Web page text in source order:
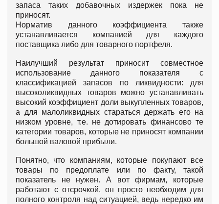
запаса таких добавочных издержек пока не
приносят.
Норматив данного коэффициента также
устанавливается компанией для каждого
поставщика либо для товарного портфеля.
Наилучший результат приносит совместное
использование данного показателя с
классификацией запасов по ликвидности: для
высоколиквидных товаров можно устанавливать
высокий коэффициент доли выкупленных товаров,
а для малоликвидных стараться держать его на
низком уровне, т.е. не дотировать финансово те
категории товаров, которые не приносят компании
большой валовой прибыли.
Понятно, что компаниям, которые покупают все
товары по предоплате или по факту, такой
показатель не нужен. А вот фирмам, которые
работают с отсрочкой, он просто необходим для
полного контроля над ситуацией, ведь нередко им